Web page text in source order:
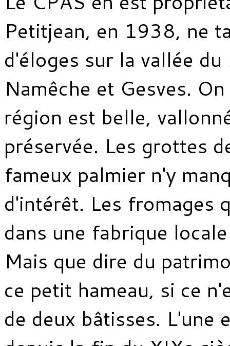
Petitjean, en 1938, ne
d'éloges sur la vallée
Namêche et Gesves.
région est belle,
préservée. Les grottes
fameux palmier n'y
d'intérêt. Les fromages
dans une fabrique
Mais que dire du
ce petit hameau, si ce
de deux bâtisses. L'une